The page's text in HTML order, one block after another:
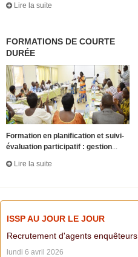
Lire la suite
FORMATIONS DE COURTE
DURÉE
Formation en planification et suivi-
évaluation participatif : gestion...
Lire la suite
ISSP AU JOUR LE JOUR
Recrutement d'agents enquêteurs
lundi 6 avril 2026